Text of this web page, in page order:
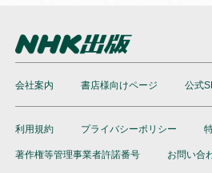
会社案内 書店様向けページ 公式
利用規約 プライバシーポリシー
著作権等管理事業者許諾番号 お問い合